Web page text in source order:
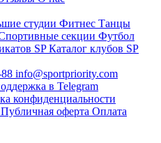
студии Фитнес Танцы
секции Футбол
SPКаталог клубов SP
info@sportpriority.com
в Telegram
конфиденциальности
Публичная оферта Оплата